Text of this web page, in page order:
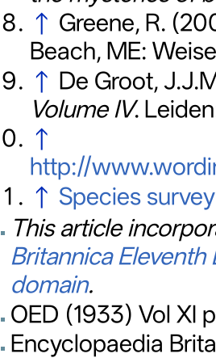
↑ Greene, R.
Beach, ME:
↑ De Groot,
Volume IV.
↑
http://
↑ Species
This article
Britannica Eleventh
domain.
OED (1933) Vol XI
Encyclopaedia